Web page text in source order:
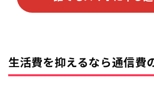
生活費を抑えるなら通信費